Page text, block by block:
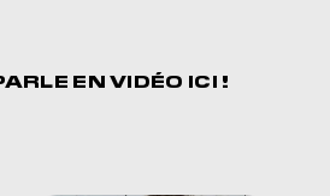
ENVIDÉO ICI !